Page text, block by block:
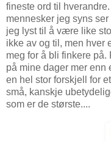
fineste ord til
mennesker jeg syns
jeg lyst til å være like
ikke av og til, men hver
meg for å bli finkere
på mine dager mer enn
en hel stor forskjell for
små, kanskje
som er de største....